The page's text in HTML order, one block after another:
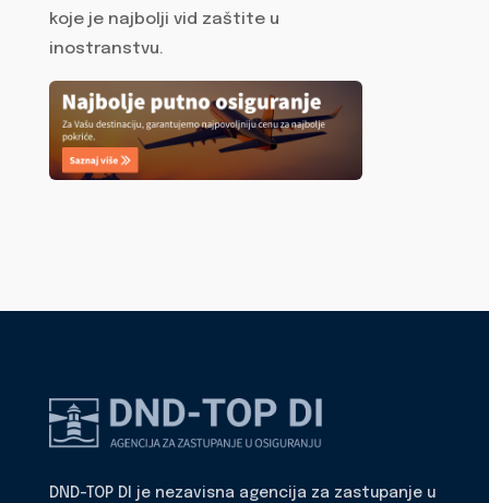
koje je najbolji vid zaštite u
inostranstvu.
DND-TOP DI je nezavisna agencija za zastupanje u